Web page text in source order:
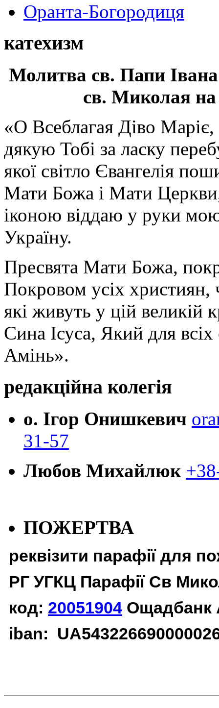
Оранта-Богородиця
катехизм
Молитва св. Папи
св. Миколая на
«О Всеблагая Діво
дякую Тобі за ласку
якої світло Євангелія
Мати Божа і Мати
іконою віддаю у руки
Україну.
Пресвята Мати Божа,
Покровом усіх християн,
які живуть у цій великій
Сина Ісуса, Який для
Амінь».
редакційна колегія
о. Ігор Онишкевич
31-57
Любов Михайлюк
ПОЖЕРТВА
реквізити парафії для
РГ УГКЦ Парафії Св
код: 20051904 Ощадбанк
iban: